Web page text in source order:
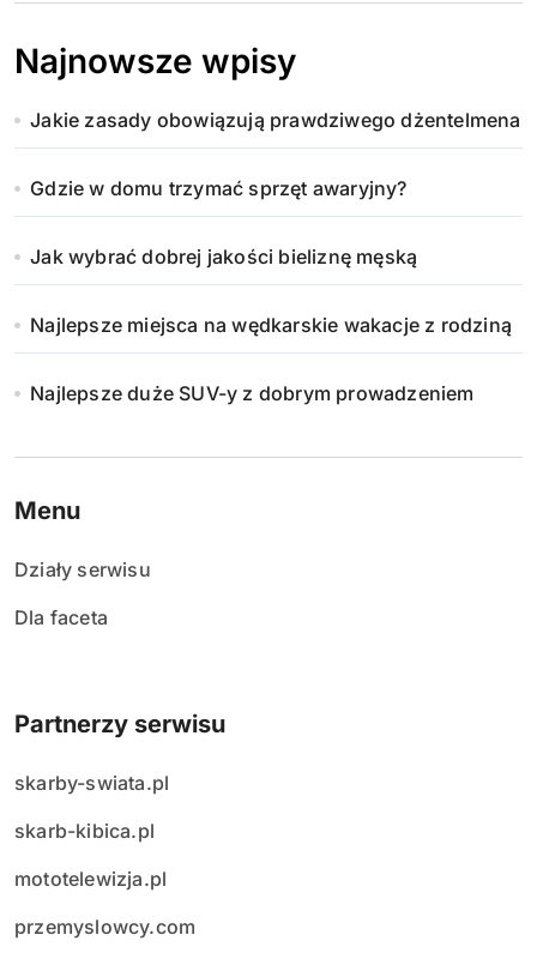
Najnowsze wpisy
Jakie zasady obowiązują prawdziwego dżentelmena
Gdzie w domu trzymać sprzęt awaryjny?
Jak wybrać dobrej jakości bieliznę męską
Najlepsze miejsca na wędkarskie wakacje z rodziną
Najlepsze duże SUV-y z dobrym prowadzeniem
Menu
Działy serwisu
Dla faceta
Partnerzy serwisu
skarby-swiata.pl
skarb-kibica.pl
mototelewizja.pl
przemyslowcy.com